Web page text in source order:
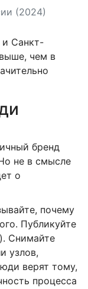
(2024)
и Санкт-
чем в
бренд
не в смысле
о
почему
Публикуйте
Снимайте
узлов,
верят тому,
процесса